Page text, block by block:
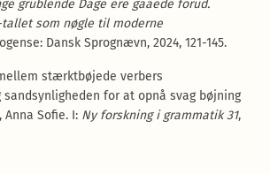
grublende Dage ere gaaede forud.
som nøgle til moderne
Dansk Sprognævn, 2024, 121-145.
stærktbøjede verbers
sandsynligheden for at opnå svag bøjning
Sofie. I: Ny forskning i grammatik 31,